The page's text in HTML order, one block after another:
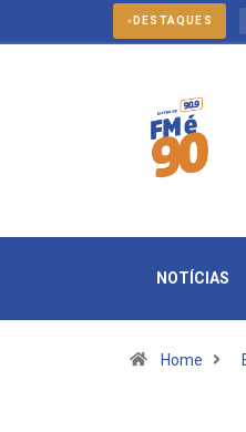
DESTAQUES
forças policiais se mobilizam
NOTÍCIAS
Home